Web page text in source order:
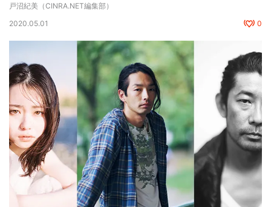
戸沼紀美（CINRA.NET編集部）
2020.05.01
0